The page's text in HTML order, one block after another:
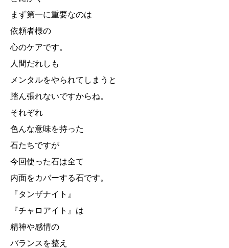
まず第一に重要なのは
依頼者様の
心のケアです。
人間だれしも
メンタルをやられてしまうと
踏ん張れないですからね。
それぞれ
色んな意味を持った
石たちですが
今回使った石は全て
内面をカバーする石です。
『タンザナイト』
『チャロアイト』は
精神や感情の
バランスを整え